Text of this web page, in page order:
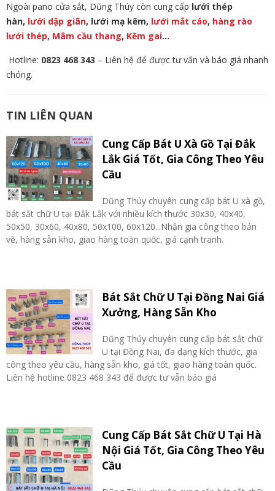
Ngoài pano cửa sắt, Dũng Thúy còn cung cấp lưới thép
hàn, lưới dập giãn, lưới mạ kẽm, lưới mắt cáo, hàng rào
lưới thép, Mâm cầu thang, Kẽm gai…
Hotline: 0823 468 343 – Liên hệ để được tư vấn và báo giá nhanh
chóng.
TIN LIÊN QUAN
Cung Cấp Bát U Xà Gồ Tại Đắk
Lắk Giá Tốt, Gia Công Theo Yêu
Cầu
Dũng Thúy chuyên cung cấp bát U xà gồ,
bát sắt chữ U tại Đắk Lắk với nhiều kích thước 30x30, 40x40,
50x50, 30x60, 40x80, 50x100, 60x120...Nhận gia công theo bản
vẽ, hàng sẵn kho, giao hàng toàn quốc, giá cạnh tranh.
Bát Sắt Chữ U Tại Đồng Nai Giá
Xưởng, Hàng Sẵn Kho
Dũng Thúy chuyên cung cấp bát sắt chữ
U tại Đồng Nai, đa dạng kích thước, gia
công theo yêu cầu, hàng sẵn kho, giá tốt, giao hàng toàn quốc.
Liên hệ hotline 0823 468 343 để được tư vẫn báo giá
Cung Cấp Bát Sắt Chữ U Tại Hà
Nội Giá Tốt, Gia Công Theo Yêu
Cầu